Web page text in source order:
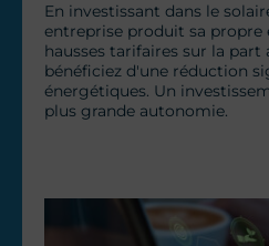
En investissant dans le
entreprise produit sa propre
hausses tarifaires sur la
bénéficiez d'une réduction
énergétiques. Un
plus grande autonomie.